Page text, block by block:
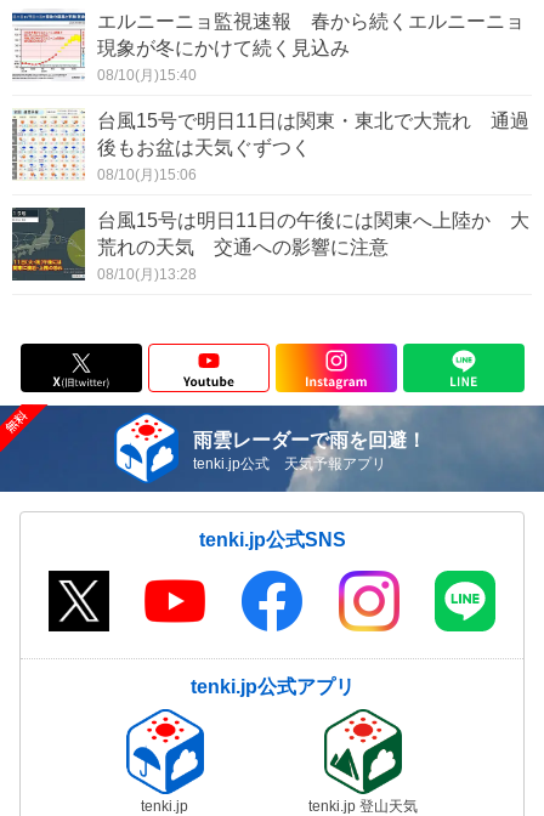
エルニーニョ監視速報 春から続くエルニーニョ
現象が冬にかけて続く見込み
08/10(月)15:40
台風15号で明日11日は関東・東北で大荒れ 通過
後もお盆は天気ぐずつく
08/10(月)15:06
台風15号は明日11日の午後には関東へ上陸か 大
荒れの天気 交通への影響に注意
08/10(月)13:28
雨雲レーダーで雨を回避！
tenki.jp公式 天気予報アプリ
tenki.jp公式SNS
tenki.jp公式アプリ
tenki.jp tenki.jp 登山天気